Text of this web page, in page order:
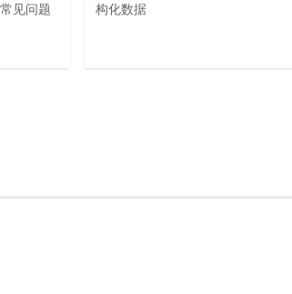
见问题
构化数据